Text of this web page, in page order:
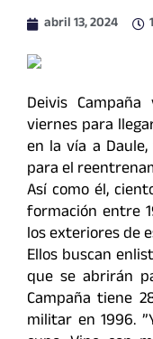
abril 13, 2024
Deivis
viernes para
en la vía a
para el
Así como él,
formación entre
los exteriores de
Ellos buscan
que se abrirán
Campaña tiene
militar en 1996.